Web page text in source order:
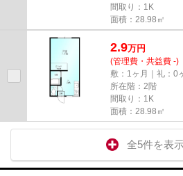
間取り：1K
面積：28.98㎡
2.9万円
(管理費・共益費 -)
敷：1ヶ月｜礼：0
所在階：2階
間取り：1K
面積：28.98㎡
全5件を表